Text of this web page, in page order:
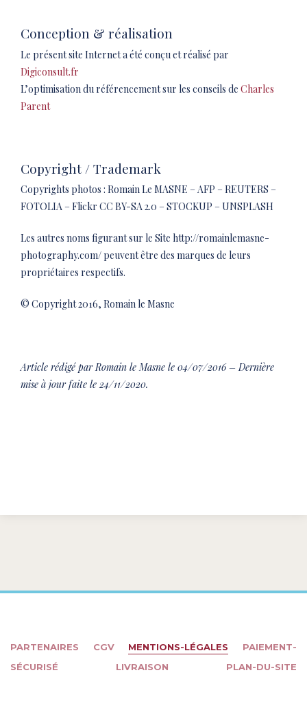
Conception & réalisation
Le présent site Internet a été conçu et réalisé par
Digiconsult.fr
L’optimisation du référencement sur les conseils de Charles
Parent
Copyright / Trademark
Copyrights photos : Romain Le MASNE – AFP – REUTERS –
FOTOLIA – Flickr CC BY-SA 2.0 – STOCKUP – UNSPLASH
Les autres noms figurant sur le Site http://romainlemasne-
photography.com/ peuvent être des marques de leurs
propriétaires respectifs.
© Copyright 2016, Romain le Masne
Article rédigé par Romain le Masne le 04/07/2016 – Dernière
mise à jour faite le 24/11/2020.
PARTENAIRES CGV MENTIONS-LÉGALES
PAIEMENT-
SÉCURISÉ
LIVRAISON PLAN-DU-SITE